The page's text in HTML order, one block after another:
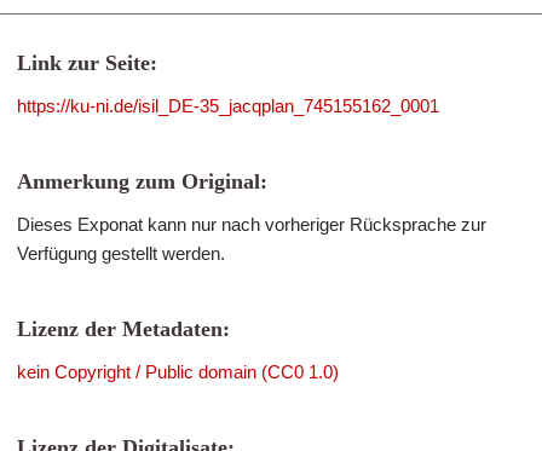
Link zur Seite:
https://ku-ni.de/isil_DE-35_jacqplan_745155162_0001
Anmerkung zum Original:
Dieses Exponat kann nur nach vorheriger Rücksprache zur
Verfügung gestellt werden.
Lizenz der Metadaten:
kein Copyright / Public domain (CC0 1.0)